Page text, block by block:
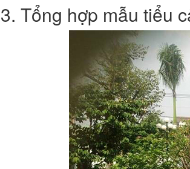
3. Tổng hợp mẫu tiểu